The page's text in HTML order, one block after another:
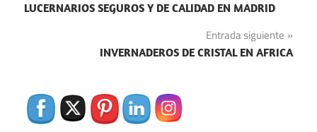
de
LUCERNARIOS SEGUROS Y DE CALIDAD EN MADRID
Entrada siguiente
INVERNADEROS DE CRISTAL EN AFRICA